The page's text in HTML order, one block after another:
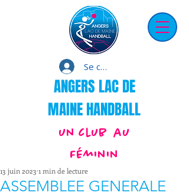
Se connecter
ANGERS LAC DE
MAINE HANDBALL
un club au
Féminin
ASSEMBLEE GENERALE
13 juin 2023 1 min de lecture